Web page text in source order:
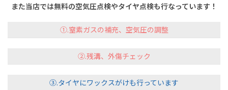
また当店では無料の空気圧点検やタイヤ点検も行なっています！
①.窒素ガスの補充、空気圧の調整
②.残溝、外傷チェック
③.タイヤにワックスがけも行っています